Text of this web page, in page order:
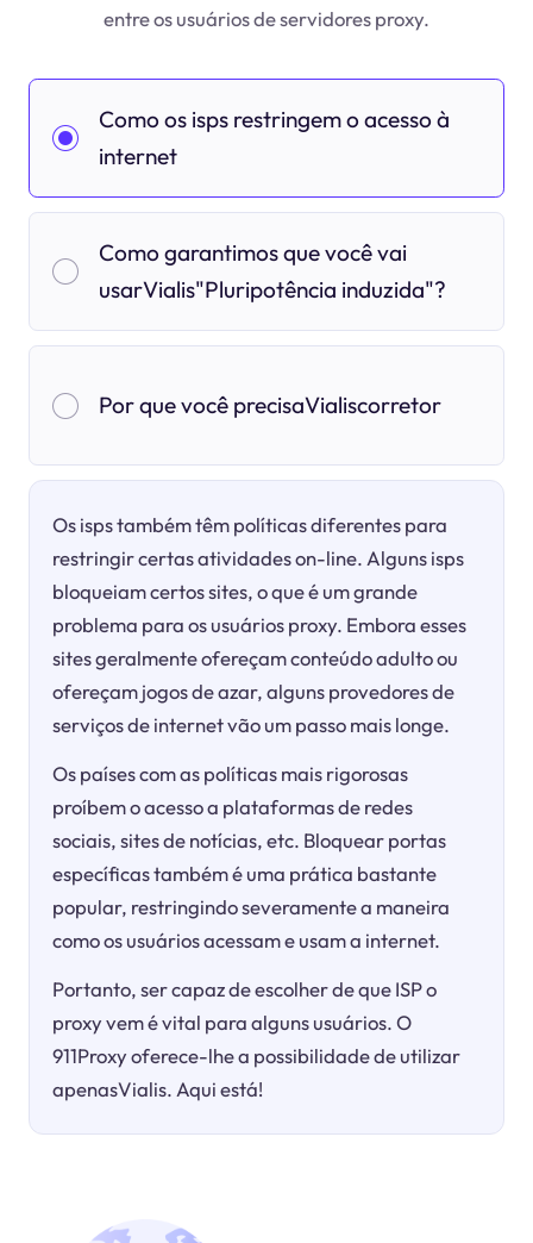
entre os usuários de servidores proxy.
Como os isps restringem o acesso à
internet
Como garantimos que você vai
usarVialis"Pluripotência induzida"?
Por que você precisaVialiscorretor
Os isps também têm políticas diferentes para
restringir certas atividades on-line. Alguns isps
bloqueiam certos sites, o que é um grande
problema para os usuários proxy. Embora esses
sites geralmente ofereçam conteúdo adulto ou
ofereçam jogos de azar, alguns provedores de
serviços de internet vão um passo mais longe.
Os países com as políticas mais rigorosas
proíbem o acesso a plataformas de redes
sociais, sites de notícias, etc. Bloquear portas
específicas também é uma prática bastante
popular, restringindo severamente a maneira
como os usuários acessam e usam a internet.
Portanto, ser capaz de escolher de que ISP o
proxy vem é vital para alguns usuários. O
911Proxy oferece-lhe a possibilidade de utilizar
apenasVialis. Aqui está!